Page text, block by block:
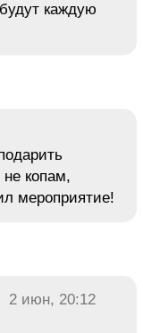
каждую
копам,
мероприятие!
2 июн, 20:12